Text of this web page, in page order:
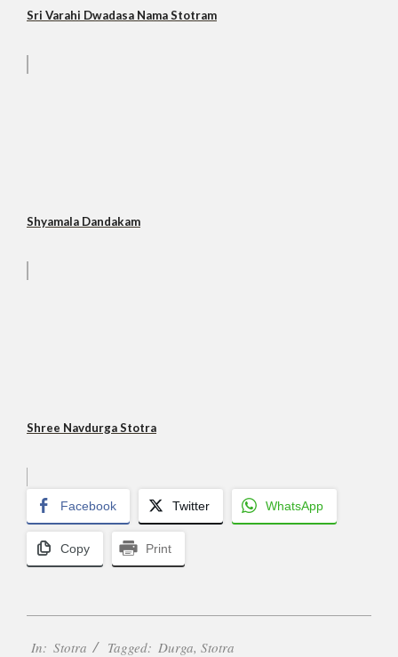
Sri Varahi Dwadasa Nama Stotram
Shyamala Dandakam
Shree Navdurga Stotra
Facebook Twitter WhatsApp
Copy Print
12-
In: Stotra Tagged: Durga, Stotra